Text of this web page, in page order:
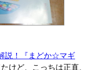
説！『まどか☆マギ
けど、こっちは正直、